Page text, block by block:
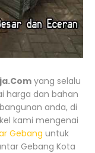
yang selalu
harga dan bahan
anda, di
kami mengenai
Gebang untuk
Gebang Kota